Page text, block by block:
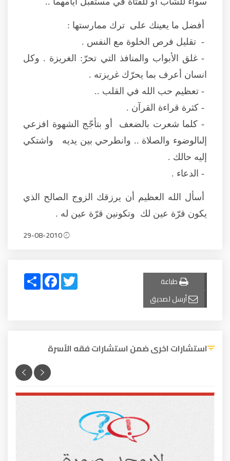
أفضل ما يعينك على ترك ممارستها :
- تقليل فرص الخلوة مع النفس .
- غلق الأبواب والمنافذ التي تحرّ: الغريزة . وكل
انسان أعرف بما يحرّك غريزته .
- تعظيم حب الله في القلب ..
- كثرة قراءة القرآن .
- كلما شعرت بالضعف أو بتأجّج الشهوة افزعي
إلىالوضوء والصلاة .. وانطرحي بين يديه واشتكي
إليه حالك .
- الدعاء .
أسأل الله العظيم أن يرزقك الزوج الصالح الذي
يكون قرّة عين لك وتكونين قرّة عين له .
طباعة
أرسل لصديق
Share
FacebookTwitter
استشارات اخرى ضمن استشارات فقه الأسرة